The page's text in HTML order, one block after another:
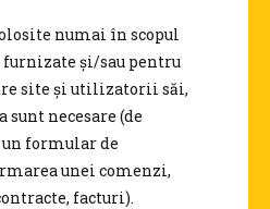
numai în scopul
furnizate și/sau pentru
site și utilizatorii săi,
sunt necesare (de
un formular de
unei comenzi,
facturi).